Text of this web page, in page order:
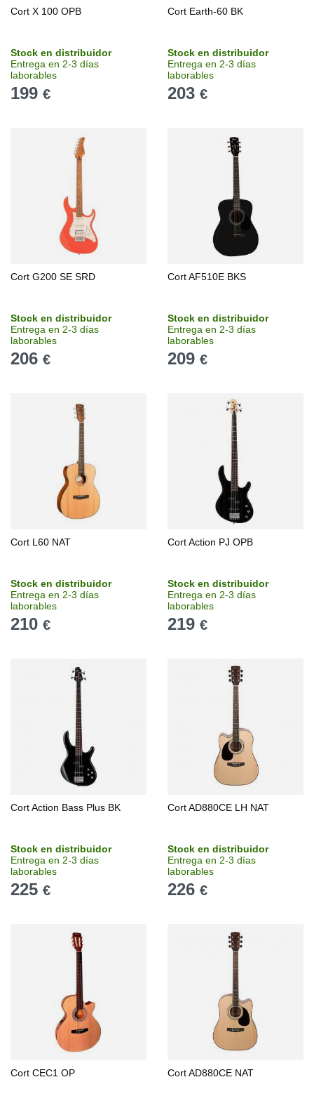
Cort X 100 OPB
Stock en distribuidor
Entrega en 2-3 días
laborables
199 €
Cort Earth-60 BK
Stock en distribuidor
Entrega en 2-3 días
laborables
203 €
Cort G200 SE SRD
Stock en distribuidor
Entrega en 2-3 días
laborables
206 €
Cort AF510E BKS
Stock en distribuidor
Entrega en 2-3 días
laborables
209 €
Cort L60 NAT
Stock en distribuidor
Entrega en 2-3 días
laborables
210 €
Cort Action PJ OPB
Stock en distribuidor
Entrega en 2-3 días
laborables
219 €
Cort Action Bass Plus BK
Stock en distribuidor
Entrega en 2-3 días
laborables
225 €
Cort AD880CE LH NAT
Stock en distribuidor
Entrega en 2-3 días
laborables
226 €
Cort CEC1 OP Cort AD880CE NAT